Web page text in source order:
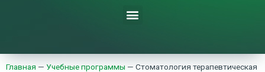
Главная — Учебные программы — Стоматология терапевтическая